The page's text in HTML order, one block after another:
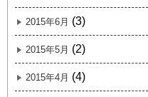
2015年6月 (3)
2015年5月 (2)
2015年4月 (4)